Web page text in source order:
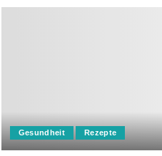
Gesundheit Rezepte